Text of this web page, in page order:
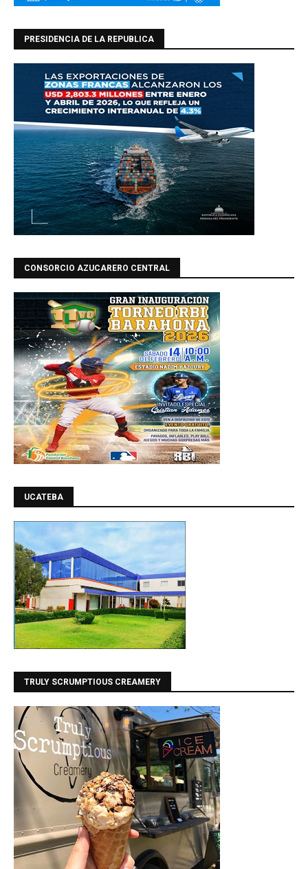
PRESIDENCIA DE LA REPUBLICA
CONSORCIO AZUCARERO CENTRAL
UCATEBA
TRULY SCRUMPTIOUS CREAMERY